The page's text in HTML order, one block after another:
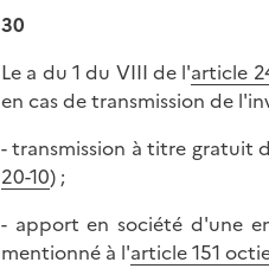
30
Le a du 1 du VIII de l'article
en cas de transmission de
- transmission à titre gratuit
20-10) ;
- apport en société d'une
mentionné à l'article 151